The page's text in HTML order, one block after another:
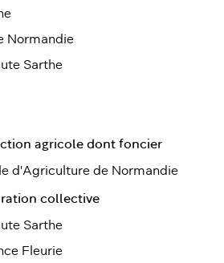
Normandie
Sarthe
agricole dont foncier
d'Agriculture de Normandie
collective
Sarthe
Fleurie